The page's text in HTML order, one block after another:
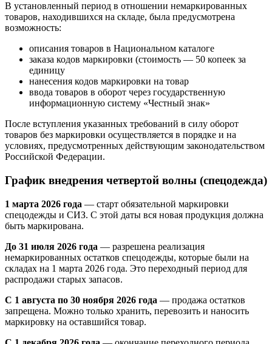
В установленный период в отношении немаркированных
товаров, находившихся на складе, была предусмотрена
возможность:
описания товаров в Национальном каталоге
заказа кодов маркировки (стоимость — 50 копеек за
единицу
нанесения кодов маркировки на товар
ввода товаров в оборот через государственную
информационную систему «Честный знак»
После вступления указанных требований в силу оборот
товаров без маркировки осуществляется в порядке и на
условиях, предусмотренных действующим законодательством
Российской Федерации.
График внедрения четвертой волны (спецодежда)
1 марта 2026 года — старт обязательной маркировки
спецодежды и СИЗ. С этой даты вся новая продукция должна
быть маркирована.
До 31 июля 2026 года — разрешена реализация
немаркированных остатков спецодежды, которые были на
складах на 1 марта 2026 года. Это переходный период для
распродажи старых запасов.
С 1 августа по 30 ноября 2026 года — продажа остатков
запрещена. Можно только хранить, перевозить и наносить
маркировку на оставшийся товар.